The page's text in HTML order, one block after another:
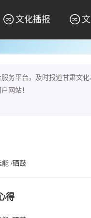
文化播报
务平台，及时报道甘肃文
网站！
能 /硒鼓
得